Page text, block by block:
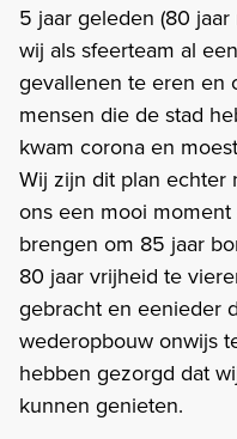
5 jaar geleden (80
wij als sfeerteam al
gevallenen te eren en
mensen die de stad
kwam corona en
Wij zijn dit plan echter
ons een mooi
brengen om 85 jaar
80 jaar vrijheid te
gebracht en eenieder
wederopbouw onwijs
hebben gezorgd dat
kunnen genieten.